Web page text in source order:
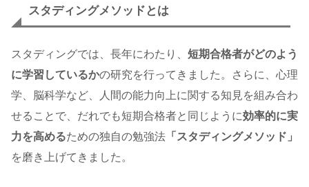
スタディングメソッドとは
スタディングでは、長年にわたり、 短期合格者がどのよう
に学習しているかの研究を行ってきました。さらに、心理
学、脳科学など、人間の能力向上に関する知見を組み合わ
せることで、だれでも短期合格者と同じように効率的に実
力を高めるための独自の勉強法 「スタディングメソッド」
を磨き上げてきました。